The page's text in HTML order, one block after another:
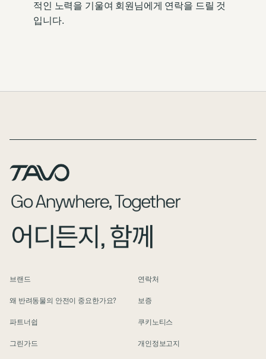
적인 노력을 기울여 회원님에게 연락을 드릴 것
입니다.
브랜드
왜 반려동물의 안전이 중요한가요?
파트너쉽
그린가드
연락처
보증
쿠키노티스
개인정보고지